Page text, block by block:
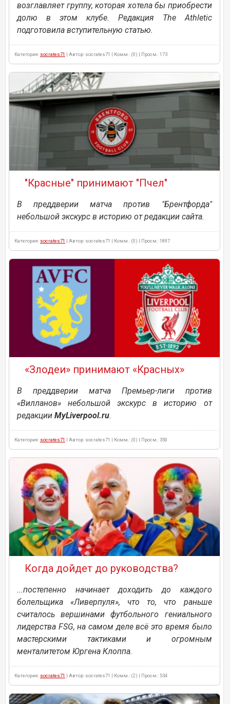
возглавляет группу, которая хотела бы приобрести
долю в этом клубе. Редакция The Athletic
подготовила вступительную статью.
Категория: socrates71 | Автор: socrates71 | Комм.: (0) | Просм.: 173
"Красные" принимают "Пчел"
В преддверии матча против "Брентфорда"
небольшой экскурс в историю от редакции сайта.
Категория: socrates71 | Автор: socrates71 | Комм.: (0) | Просм.: 1897
«Злодеи» принимают «Красных»
В преддверии матча Премьер-лиги против
«Вилланов» небольшой экскурс в историю от
редакции MyLiverpool.ru.
Категория: socrates71 | Автор: socrates71 | Комм.: (0) | Просм.: 350
Когда дойдет до руководства?
...постепенно начинает доходить до каждого
болельщика «Ливерпуля», что то, что раньше
считалось вершинами футбольного гениального
лидерства FSG, на самом деле всё это время было
мастерскими тактиками и огромным
менталитетом Юргена Клоппа.
Категория: socrates71 | Автор: socrates71 | Комм.: (2) | Просм.: 534